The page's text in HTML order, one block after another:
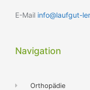
E-Mail info@laufgut-
Navigation
Orthopädie